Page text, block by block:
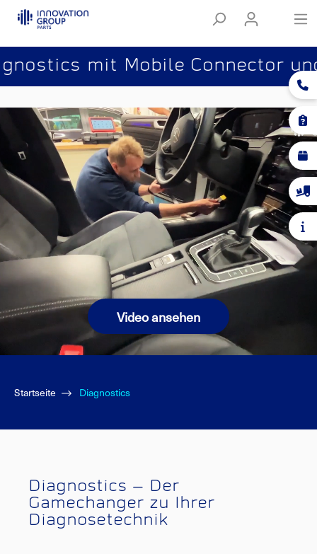
Mobile Connector und SIM-
Video ansehen
Startseite Diagnostics
Diagnostics – Der
Gamechanger zu Ihrer
Diagnosetechnik